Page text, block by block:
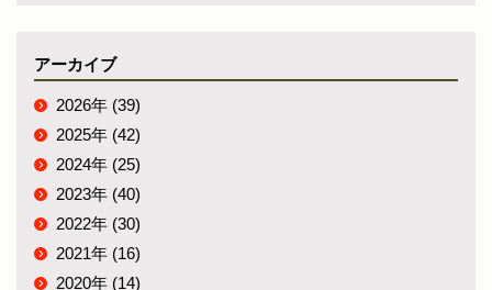
アーカイブ
2026年 (39)
2025年 (42)
2024年 (25)
2023年 (40)
2022年 (30)
2021年 (16)
2020年 (14)